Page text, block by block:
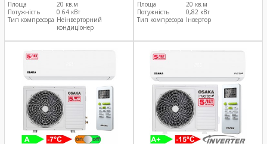
Площа
20 кв.м
Потужність
0.64 кВт
Тип компресора Неінверторний
кондиціонер
Площа
20 кв.м
Потужність
0,82 кВт
Тип компресора Інвертор